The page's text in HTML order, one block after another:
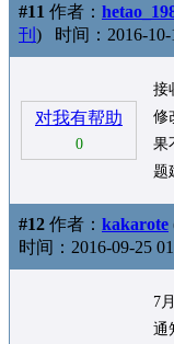
#11 作者：
刊 ) 时间：2016-10-
对我有帮助
0
接
修
果
题
#12 作者： kakarote
时间：2016-09-25
7
通